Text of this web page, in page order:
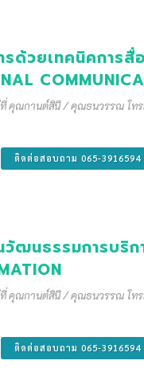
ด้วยเทคนิคการสื่
ที่ คุณกานต์สินี / คุณธนวรรณ โท
ติดต่อสอบถาม 065-3916594
ฒนธรรมการบริก
ที่ คุณกานต์สินี / คุณธนวรรณ โท
ติดต่อสอบถาม 065-3916594